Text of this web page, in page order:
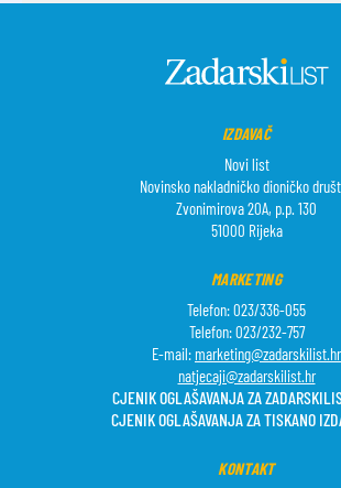
IZDAVAČ
Novi list
Novinsko nakladničko dioničko
Zvonimirova 20A, p.p. 130
51000 Rijeka
MARKETING
Telefon: 023/336-055
Telefon: 023/232-757
E-mail: marketing@zadarskilist.hr
natjecaji@zadarskilist.hr
CJENIK OGLAŠAVANJA ZA
CJENIK OGLAŠAVANJA ZA TISKANO
KONTAKT